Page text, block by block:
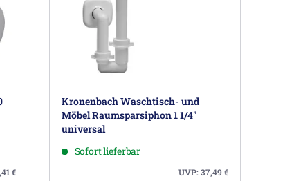
€
Kronenbach Waschtisch- und
Möbel Raumsparsiphon 1 1/4"
universal
Sofort lieferbar
UVP:37,49€